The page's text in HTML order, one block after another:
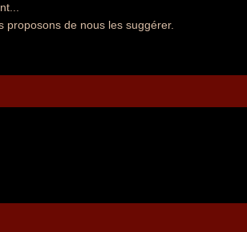
proposons de nous les suggérer.